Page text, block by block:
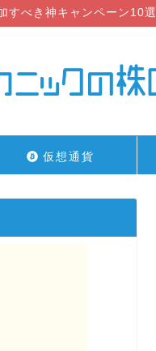
すべき神キャンペーン10選
仮想通貨